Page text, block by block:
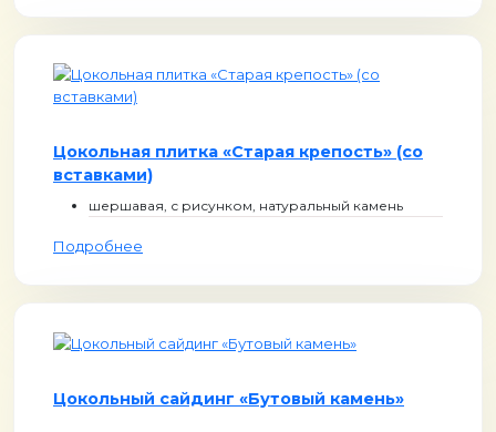
Цокольная плитка «Старая крепость» (со
вставками)
шершавая, с рисунком, натуральный камень
Подробнее
Цокольный сайдинг «Бутовый камень»